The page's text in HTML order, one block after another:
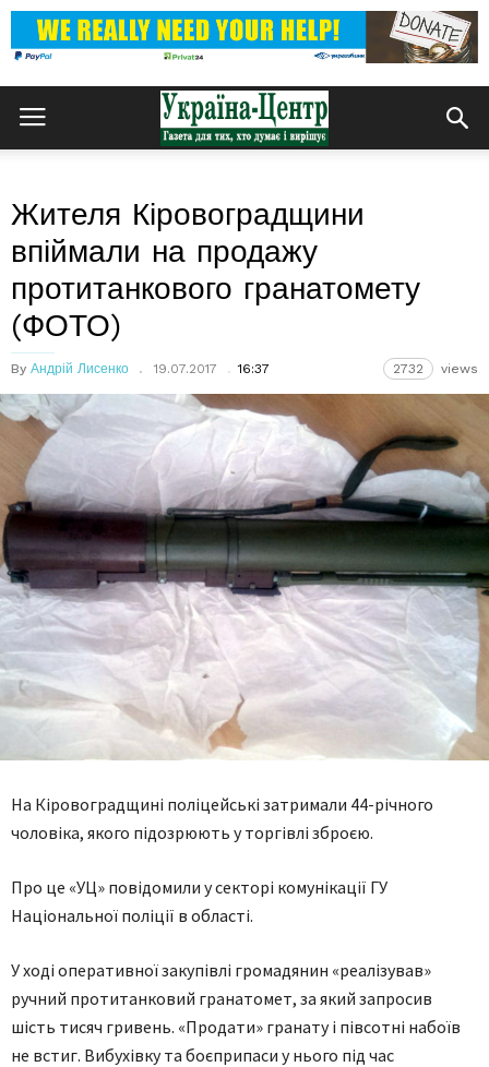
Жителя Кіровоградщини
впіймали на продажу
протитанкового гранатомету
(ФОТО)
By Андрій Лисенко 19.07.2017 16:37 2732 views
На Кіровоградщині поліцейські затримали 44-річного
чоловіка, якого підозрюють у торгівлі зброєю.
Про це «УЦ» повідомили у секторі комунікації ГУ
Національної поліції в області.
У ході оперативної закупівлі громадянин «реалізував»
ручний протитанковий гранатомет, за який запросив
шість тисяч гривень. «Продати» гранату і півсотні набоїв
не встиг. Вибухівку та боєприпаси у нього під час